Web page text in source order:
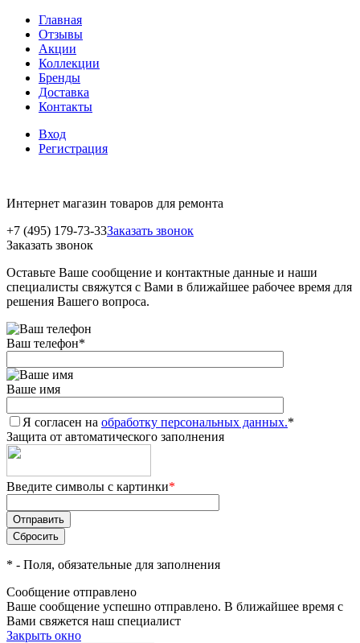
Главная
Отзывы
Акции
Коллекции
Бренды
Доставка
Контакты
Вход
Регистрация
Интернет магазин товаров для ремонта
+7 (495) 179-73-33Заказать звонок
Заказать звонок
Оставьте Ваше сообщение и контактные данные и наши
специалисты свяжутся с Вами в ближайшее рабочее время для
решения Вашего вопроса.
Ваш телефон*
Ваше имя
Я согласен на обработку персональных данных.*
Защита от автоматического заполнения
Введите символы с картинки*
* - Поля, обязательные для заполнения
Сообщение отправлено
Ваше сообщение успешно отправлено. В ближайшее время с
Вами свяжется наш специалист
Закрыть окно